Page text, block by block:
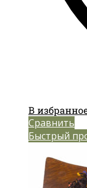
В
Сравнить
Быстрый